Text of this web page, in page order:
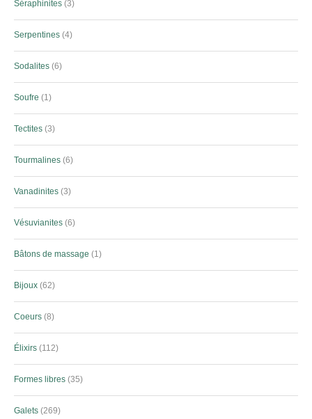
Séraphinites 3
Serpentines 4
Sodalites 6
Soufre 1
Tectites 3
Tourmalines 6
Vanadinites 3
Vésuvianites 6
Bâtons de massage 1
Bijoux 62
Coeurs 8
Élixirs 112
Formes libres 35
Galets 269